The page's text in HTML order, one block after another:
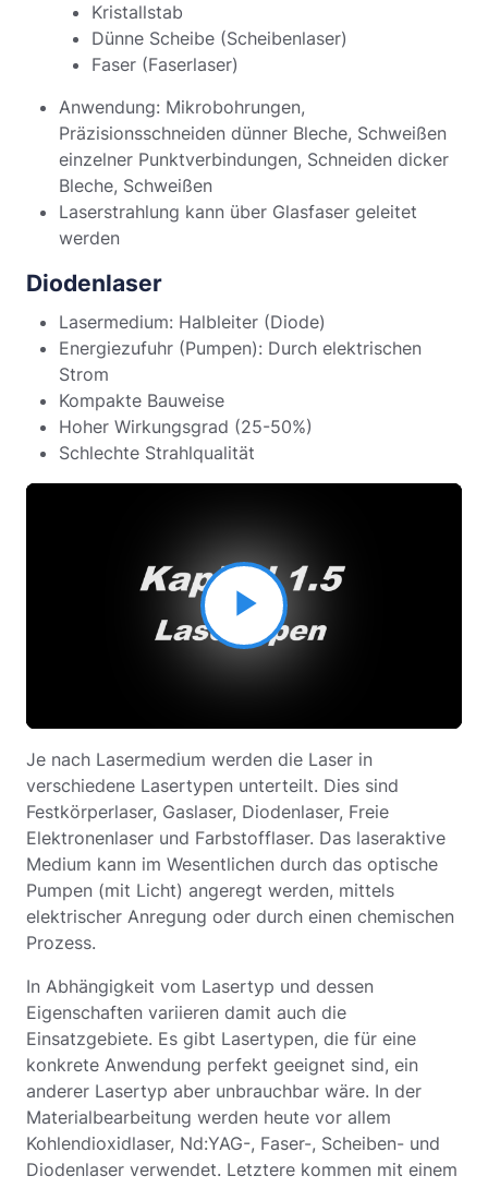
Kristallstab
Dünne Scheibe (Scheibenlaser)
Faser (Faserlaser)
Anwendung: Mikrobohrungen,
Präzisionsschneiden dünner Bleche, Schweißen
einzelner Punktverbindungen, Schneiden dicker
Bleche, Schweißen
Laserstrahlung kann über Glasfaser geleitet
werden
Diodenlaser
Lasermedium: Halbleiter (Diode)
Energiezufuhr (Pumpen): Durch elektrischen
Strom
Kompakte Bauweise
Hoher Wirkungsgrad (25-50%)
Schlechte Strahlqualität
Video
abspielen
Je nach Lasermedium werden die Laser in
verschiedene Lasertypen unterteilt. Dies sind
Festkörperlaser, Gaslaser, Diodenlaser, Freie
Elektronenlaser und Farbstofflaser. Das laseraktive
Medium kann im Wesentlichen durch das optische
Pumpen (mit Licht) angeregt werden, mittels
elektrischer Anregung oder durch einen chemischen
Prozess.
In Abhängigkeit vom Lasertyp und dessen
Eigenschaften variieren damit auch die
Einsatzgebiete. Es gibt Lasertypen, die für eine
konkrete Anwendung perfekt geeignet sind, ein
anderer Lasertyp aber unbrauchbar wäre. In der
Materialbearbeitung werden heute vor allem
Kohlendioxidlaser, Nd:YAG-, Faser-, Scheiben- und
Diodenlaser verwendet. Letztere kommen mit einem